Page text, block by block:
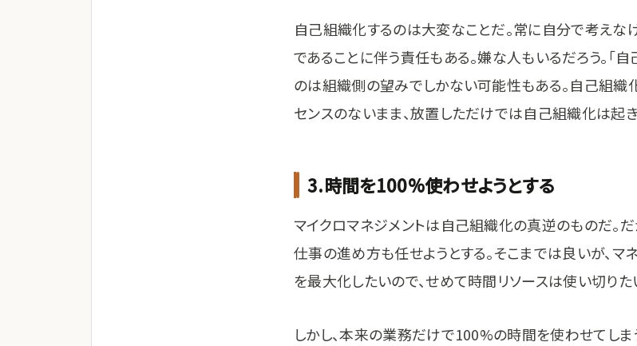
自己組織化するのは大変なことだ。常に自分で考えな
であることに伴う責任もある。嫌な人もいるだろう。「
のは組織側の望みでしかない可能性もある。自己組織
センスのないまま、放置しただけでは自己組織化は起き
3.時間を100%使わせようとする
マイクロマネジメントは自己組織化の真逆のものだ。だ
仕事の進め方も任せようとする。そこまでは良いが、マ
を最大化したいので、せめて時間リソースは使い切りた
しかし、本来の業務だけで100%の時間を使わせてしま